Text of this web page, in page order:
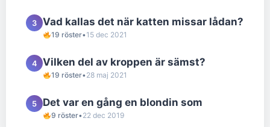
3 Vad kallas det när katten missar lådan?
19 röster•15 dec 2021
4 Vilken del av kroppen är sämst?
19 röster•28 maj 2021
5 Det var en gång en blondin som
9 röster•22 dec 2019